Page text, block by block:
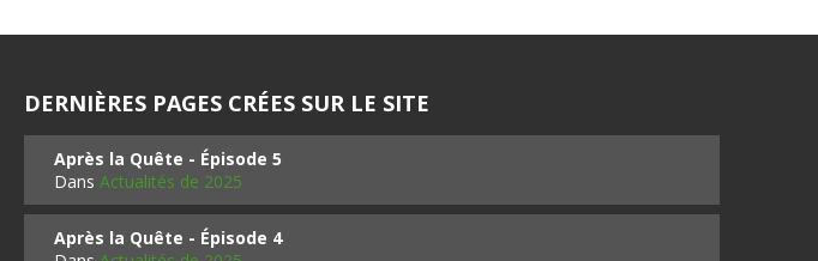
DERNIÈRES PAGES CRÉES SUR LE SITE
Après la Quête - Épisode 5
Dans Actualités de 2025
Après la Quête - Épisode 4